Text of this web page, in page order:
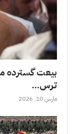
بیعت گسترده
ترس...
مارس 10, 2026